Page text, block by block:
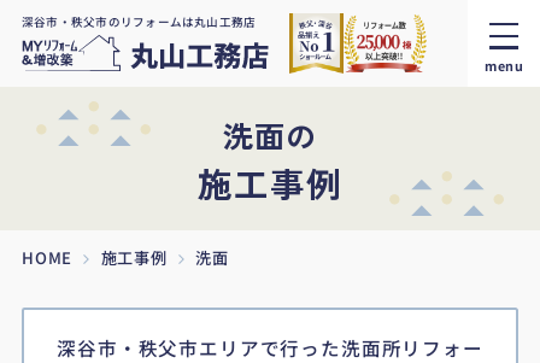
深谷市・秩父市のリフォームは丸山工務店
menu
洗面の
施工事例
HOME 施工事例 洗面
深谷市・秩父市エリアで行った洗面所リフォー